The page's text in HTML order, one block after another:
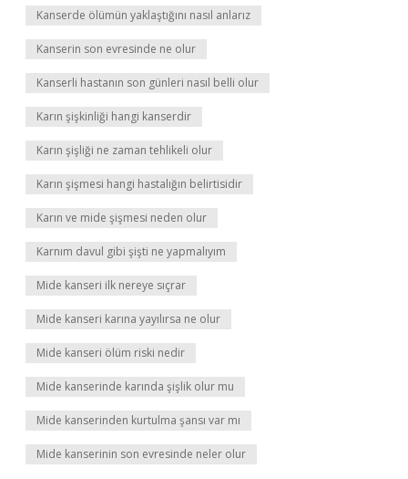
Kanserde ölümün yaklaştığını nasıl anlarız
Kanserin son evresinde ne olur
Kanserli hastanın son günleri nasıl belli olur
Karın şişkinliği hangi kanserdir
Karın şişliği ne zaman tehlikeli olur
Karın şişmesi hangi hastalığın belirtisidir
Karın ve mide şişmesi neden olur
Karnım davul gibi şişti ne yapmalıyım
Mide kanseri ilk nereye sıçrar
Mide kanseri karına yayılırsa ne olur
Mide kanseri ölüm riski nedir
Mide kanserinde karında şişlik olur mu
Mide kanserinden kurtulma şansı var mı
Mide kanserinin son evresinde neler olur